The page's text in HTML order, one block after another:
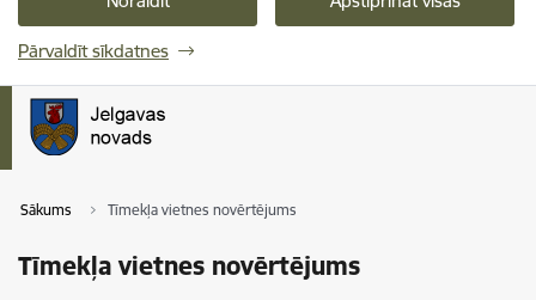
Pārvaldīt sīkdatnes
Sākums Tīmekļa vietnes novērtējums
Tīmekļa vietnes novērtējums